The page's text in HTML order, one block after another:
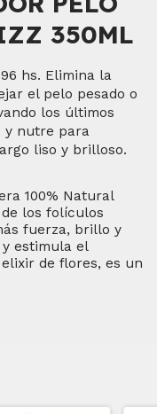
350ML
hs. Elimina la
el pelo pesado o
los últimos
y nutre para
liso y brilloso.
100% Natural
los folículos
fuerza, brillo y
estimula el
de flores, es un